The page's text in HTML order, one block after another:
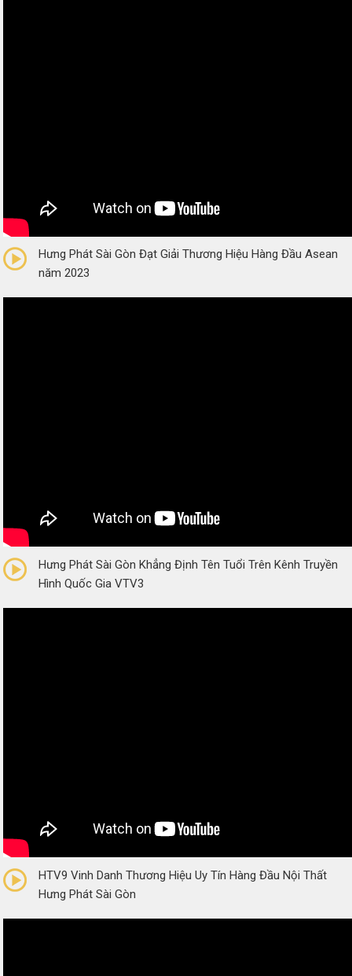
(0 Reviews)
Hưng Phát Sài Gòn Đạt Giải Thương Hiệu Hàng Đầu Asean
năm 2023
(0 Reviews)
Hưng Phát Sài Gòn Khẳng Định Tên Tuổi Trên Kênh Truyền
Hình Quốc Gia VTV3
(0 Reviews)
HTV9 Vinh Danh Thương Hiệu Uy Tín Hàng Đầu Nội Thất
Hưng Phát Sài Gòn